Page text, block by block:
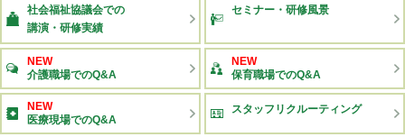
社会福祉協議会での
講演・研修実績
セミナー・研修風景
NEW
介護職場でのQ&A
NEW
保育職場でのQ&A
NEW
医療現場でのQ&A
スタッフリクルーティング